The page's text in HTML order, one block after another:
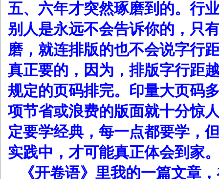
五、六年才突然琢磨到的。行
别人是永远不会告诉你的，只
磨，就连排版的也不会说字行
真正要的，因为，排版字行距
规定的页码排完。印量大页码
项节省或浪费的版面就十分惊
定要学经典，每一点都要学，
实践中，才可能真正体会到家
《开卷语》里我的一篇文章